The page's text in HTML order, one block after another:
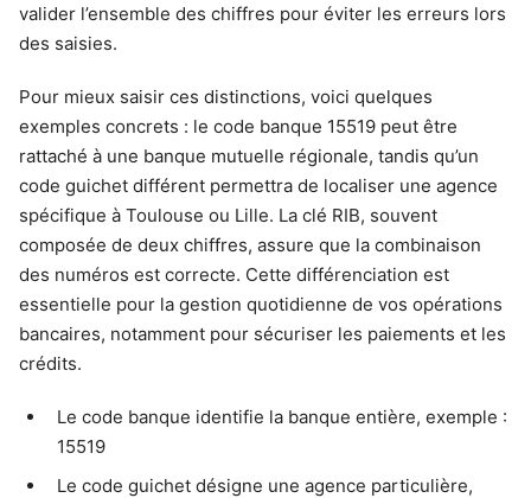
valider l’ensemble des chiffres pour éviter les erreurs lors
des saisies.
Pour mieux saisir ces distinctions, voici quelques
exemples concrets : le code banque 15519 peut être
rattaché à une banque mutuelle régionale, tandis qu’un
code guichet différent permettra de localiser une agence
spécifique à Toulouse ou Lille. La clé RIB, souvent
composée de deux chiffres, assure que la combinaison
des numéros est correcte. Cette différenciation est
essentielle pour la gestion quotidienne de vos opérations
bancaires, notamment pour sécuriser les paiements et les
crédits.
Le code banque identifie la banque entière, exemple :
15519
Le code guichet désigne une agence particulière,